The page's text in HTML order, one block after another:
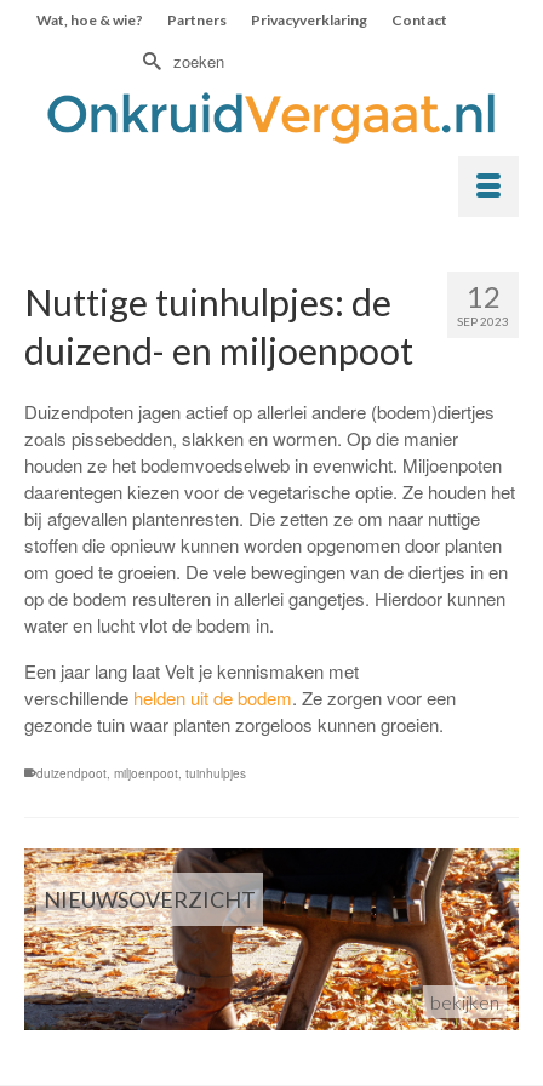
Wat, hoe & wie? Partners Privacyverklaring Contact
Zoek
12
SEP 2023
Nuttige tuinhulpjes: de
duizend- en miljoenpoot
Duizendpoten jagen actief op allerlei andere (bodem)diertjes
zoals pissebedden, slakken en wormen. Op die manier
houden ze het bodemvoedselweb in evenwicht. Miljoenpoten
daarentegen kiezen voor de vegetarische optie. Ze houden het
bij afgevallen plantenresten. Die zetten ze om naar nuttige
stoffen die opnieuw kunnen worden opgenomen door planten
om goed te groeien. De vele bewegingen van de diertjes in en
op de bodem resulteren in allerlei gangetjes. Hierdoor kunnen
water en lucht vlot de bodem in.
Een jaar lang laat Velt je kennismaken met
verschillende helden uit de bodem. Ze zorgen voor een
gezonde tuin waar planten zorgeloos kunnen groeien.
duizendpoot, miljoenpoot, tuinhulpjes
NIEUWSOVERZICHT
bekijken